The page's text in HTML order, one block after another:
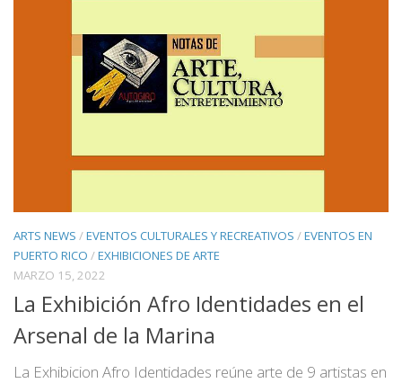
ARTS NEWS /EVENTOS CULTURALES Y RECREATIVOS /EVENTOS EN
PUERTO RICO /EXHIBICIONES DE ARTE
MARZO 15, 2022
La Exhibición Afro Identidades en el
Arsenal de la Marina
La Exhibicion Afro Identidades reúne arte de 9 artistas en